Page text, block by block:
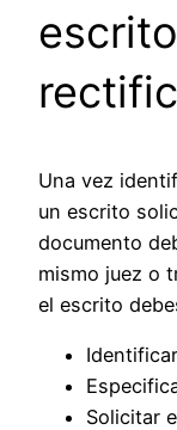
Una vez
un escrito
documento
mismo juez o
el escrito
Solicitar